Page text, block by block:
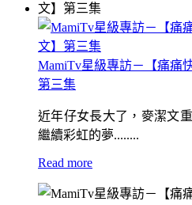
MamiTv星級專訪－【痛痛
第三集
近年仔女長大了，麥潔文
繼續彩虹的夢........
Read more